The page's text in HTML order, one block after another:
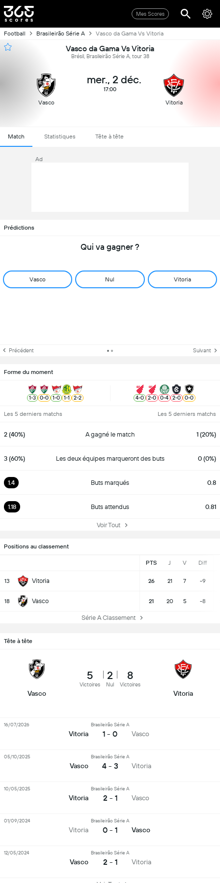
Mes Scores
Football Brasileirão Série A Vasco da Gama Vs Vitoria
Vasco da Gama Vs Vitoria
Brésil, Brasileirão Série A, tour 38
Vasco
mer., 2 déc.
17:00
Vitoria
Match Statistiques Tête à tête
Ad
Prédictions
Qui va gagner ?
Vasco Nul Vitoria
Précédent Suivant
Forme du moment
1-3 0-0 1-0 1-1 2-2 4-0 2-0 0-4 2-0 0-0
Les 5 derniers matchs Les 5 derniers matchs
2 (40%) A gagné le match 1 (20%)
3 (60%) Les deux équipes marqueront des buts 0 (0%)
1.4 Buts marqués 0.8
1.18 Buts attendus 0.81
Voir Tout
Positions au classement
PTS J V Diff
13 Vitoria 26 21 7 -9
18 Vasco 21 20 5 -8
Série A Classement
Tête à tête
Vasco
5
Victoires
2
Nul
8
Victoires
Vitoria
Vitoria
Brasileirão Série A
1 - 0 Vasco
16/07/2026
Vasco
Brasileirão Série A
4 - 3 Vitoria
05/10/2025
Vitoria
Brasileirão Série A
2 - 1 Vasco
10/05/2025
Vitoria
Brasileirão Série A
0 - 1 Vasco
01/09/2024
Vasco
Brasileirão Série A
2 - 1 Vitoria
12/05/2024